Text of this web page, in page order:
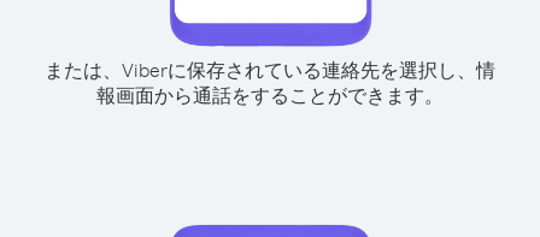
または、Viberに保存されている連絡先を選択し、情
報画面から通話をすることができます。